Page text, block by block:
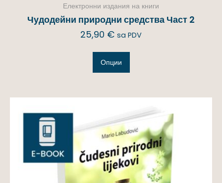
Електронни издания на книги
Чудодейни природни средства Част 2
25,90 € sa PDV
Опции